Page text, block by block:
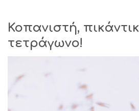
Κοπανιστή,
τετράγωνο!